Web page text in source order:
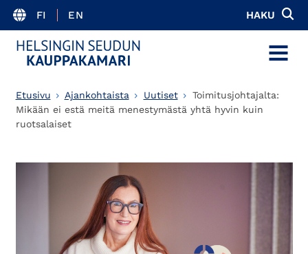
FI EN HAKU
MENU
Etusivu Ajankohtaista Uutiset
Toimitusjohtajalta:
Mikään ei estä meitä menestymästä yhtä hyvin kuin
ruotsalaiset